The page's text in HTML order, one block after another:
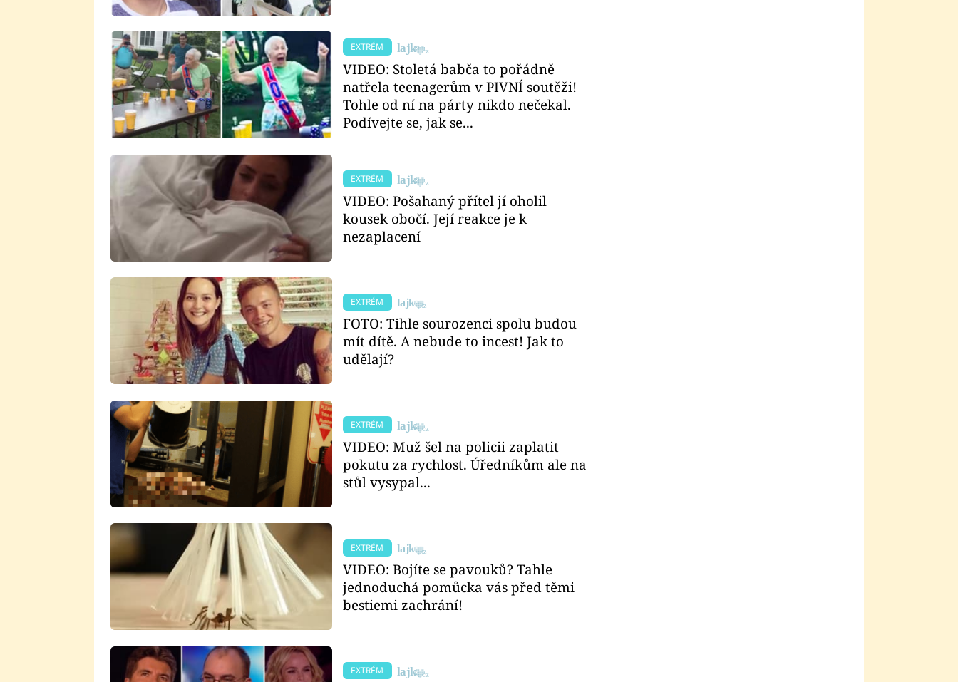
EXTRÉM
VIDEO: Stoletá babča to pořádně
natřela teenagerům v PIVNÍ soutěži!
Tohle od ní na párty nikdo nečekal.
Podívejte se, jak se...
EXTRÉM
VIDEO: Pošahaný přítel jí oholil
kousek obočí. Její reakce je k
nezaplacení
EXTRÉM
FOTO: Tihle sourozenci spolu budou
mít dítě. A nebude to incest! Jak to
udělají?
EXTRÉM
VIDEO: Muž šel na policii zaplatit
pokutu za rychlost. Úředníkům ale na
stůl vysypal...
EXTRÉM
VIDEO: Bojíte se pavouků? Tahle
jednoduchá pomůcka vás před těmi
bestiemi zachrání!
EXTRÉM